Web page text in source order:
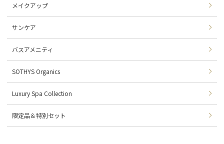
メイクアップ
サンケア
バスアメニティ
SOTHYS Organics
Luxury Spa Collection
限定品＆特別セット